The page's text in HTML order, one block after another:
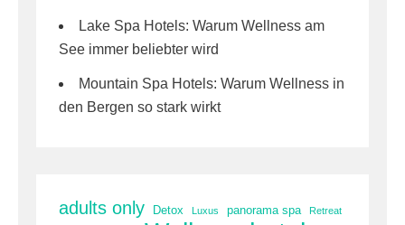
Lake Spa Hotels: Warum Wellness am
See immer beliebter wird
Mountain Spa Hotels: Warum Wellness in
den Bergen so stark wirkt
adults only Detox Luxus panorama spa Retreat